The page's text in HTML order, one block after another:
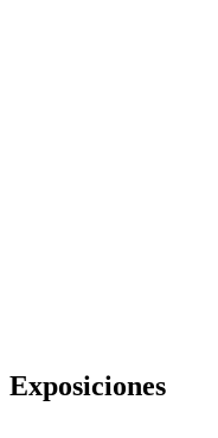
Exposiciones